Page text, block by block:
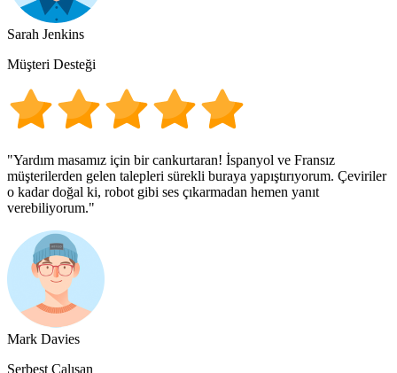
Sarah Jenkins
Müşteri Desteği
"Yardım masamız için bir cankurtaran! İspanyol ve Fransız
müşterilerden gelen talepleri sürekli buraya yapıştırıyorum. Çeviriler
o kadar doğal ki, robot gibi ses çıkarmadan hemen yanıt
verebiliyorum."
Mark Davies
Serbest Çalışan